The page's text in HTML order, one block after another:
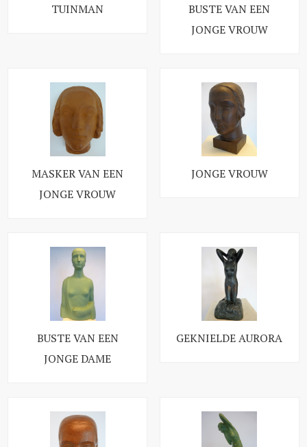
TUINMAN
BUSTE VAN EEN
JONGE VROUW
MASKER VAN EEN
JONGE VROUW
JONGE VROUW
BUSTE VAN EEN
JONGE DAME
GEKNIELDE AURORA